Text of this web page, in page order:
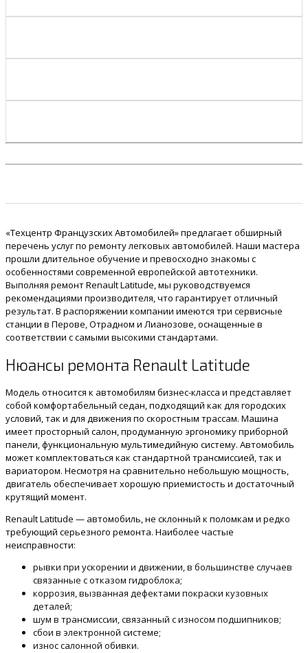
«Техцентр Французских Автомобилей» предлагает обширный
перечень услуг по ремонту легковых автомобилей. Наши мастера
прошли длительное обучение и превосходно знакомы с
особенностями современной европейской автотехники.
Выполняя ремонт Renault Latitude, мы руководствуемся
рекомендациями производителя, что гарантирует отличный
результат. В распоряжении компании имеются три сервисные
станции в Перове, Отрадном и Лианозове, оснащенные в
соответствии с самыми высокими стандартами.
Нюансы ремонта Renault Latitude
Модель относится к автомобилям бизнес-класса и представляет
собой комфортабельный седан, подходящий как для городских
условий, так и для движения по скоростным трассам. Машина
имеет просторный салон, продуманную эргономику приборной
панели, функциональную мультимедийную систему. Автомобиль
может комплектоваться как стандартной трансмиссией, так и
вариатором. Несмотря на сравнительно небольшую мощность,
двигатель обеспечивает хорошую приемистость и достаточный
крутящий момент.
Renault Latitude — автомобиль, не склонный к поломкам и редко
требующий серьезного ремонта. Наиболее частые
неисправности:
рывки при ускорении и движении, в большинстве случаев
связанные с отказом гидроблока;
коррозия, вызванная дефектами покраски кузовных
деталей;
шум в трансмиссии, связанный с износом подшипников;
сбои в электронной системе;
износ салонной обивки.